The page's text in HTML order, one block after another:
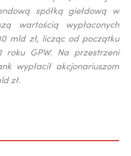
spółką giełdową w
wartością wypłaconych
mld zł, licząc od początku
roku GPW. Na przestrzeni
wypłacił akcjonariuszom
zł.